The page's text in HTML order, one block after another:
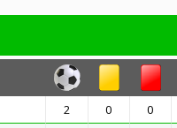
2 0 0